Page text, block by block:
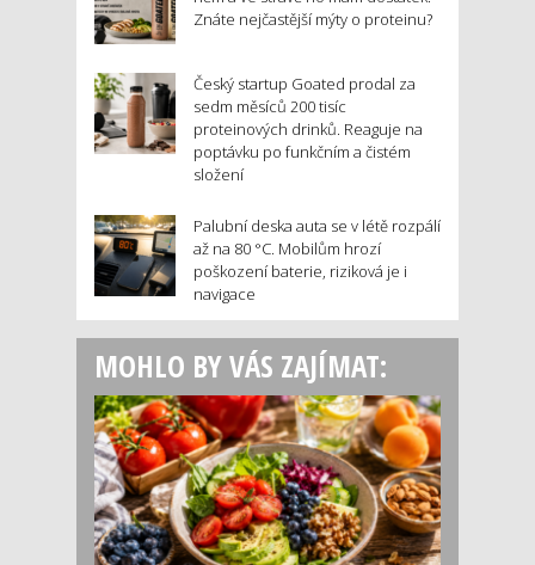
Znáte nejčastější mýty o proteinu?
Český startup Goated prodal za
sedm měsíců 200 tisíc
proteinových drinků. Reaguje na
poptávku po funkčním a čistém
složení
Palubní deska auta se v létě rozpálí
až na 80 °C. Mobilům hrozí
poškození baterie, riziková je i
navigace
MOHLO BY VÁS ZAJÍMAT: